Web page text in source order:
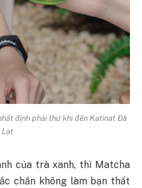
định phải thử khi đến Katinat Đà
Lạt
của trà xanh, thì Matcha
chắn không làm bạn thất